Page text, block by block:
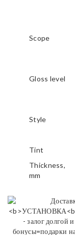
Scope
Gloss level
Style
Tint
Thickness,
mm